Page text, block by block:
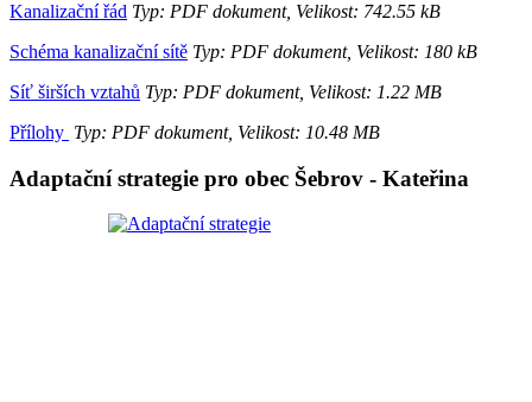
Kanalizační řád Typ: PDF dokument, Velikost: 742.55 kB
Schéma kanalizační sítě Typ: PDF dokument, Velikost: 180 kB
Síť širších vztahů Typ: PDF dokument, Velikost: 1.22 MB
Přílohy Typ: PDF dokument, Velikost: 10.48 MB
Adaptační strategie pro obec Šebrov - Kateřina